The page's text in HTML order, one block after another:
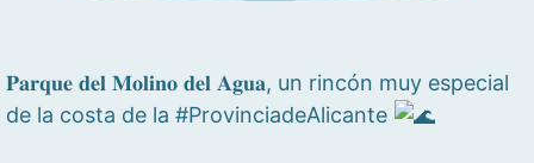
𝐏𝐚𝐫𝐪𝐮𝐞 𝐝𝐞𝐥 𝐌𝐨𝐥𝐢𝐧𝐨 𝐝𝐞𝐥 𝐀𝐠𝐮𝐚, un rincón muy especial
de la costa de la #ProvinciadeAlicante